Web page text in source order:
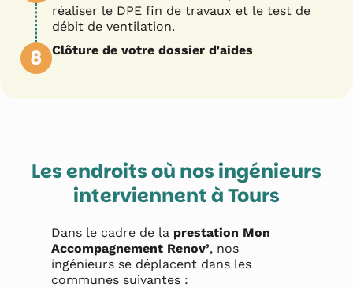
réaliser le DPE fin de travaux et le test de
débit de ventilation.
8 Clôture de votre dossier d'aides
Les endroits où nos ingénieurs
interviennent àTours
Dans le cadre de la prestation Mon
Accompagnement Renov’, nos
ingénieurs se déplacent dans les
communes suivantes :